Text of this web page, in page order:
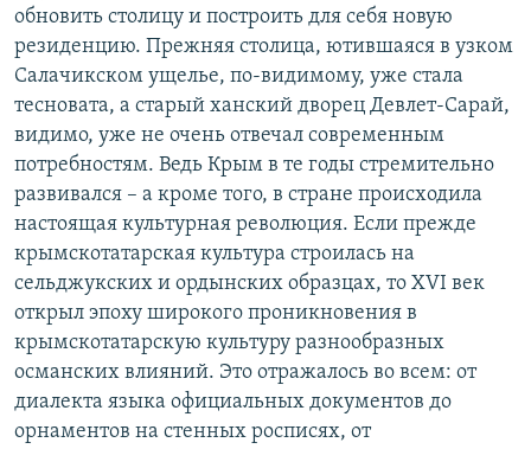
обновить столицу и построить для себя новую
резиденцию. Прежняя столица, ютившаяся в узком
Салачикском ущелье, по-видимому, уже стала
тесновата, а старый ханский дворец Девлет-Сарай,
видимо, уже не очень отвечал современным
потребностям. Ведь Крым в те годы стремительно
развивался – а кроме того, в стране происходила
настоящая культурная революция. Если прежде
крымскотатарская культура строилась на
сельджукских и ордынских образцах, то XVI век
открыл эпоху широкого проникновения в
крымскотатарскую культуру разнообразных
османских влияний. Это отражалось во всем: от
диалекта языка официальных документов до
орнаментов на стенных росписях, от